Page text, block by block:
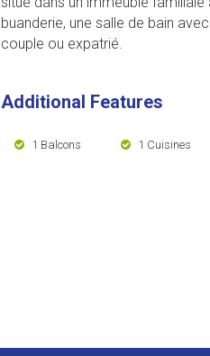
buanderie, une salle de bain
couple ou expatrié.
Additional Features
1 Balcons 1 Cuisines